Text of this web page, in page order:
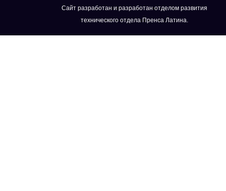
Сайт разработан и разработан отделом развития
технического отдела Пренса Латина.